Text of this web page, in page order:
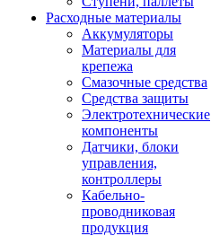
Расходные материалы
Аккумуляторы
Материалы для
крепежа
Смазочные средства
Средства защиты
Электротехнические
компоненты
Датчики, блоки
управления,
контроллеры
Кабельно-
проводниковая
продукция